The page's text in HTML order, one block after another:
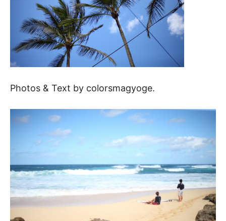
Photos & Text by colorsmagyoge.